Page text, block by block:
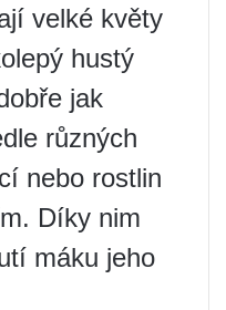
velké květy
hustý
jak
různých
nebo rostlin
Díky nim
máku jeho